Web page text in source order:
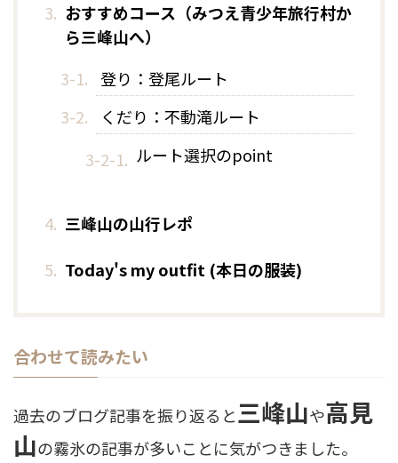
おすすめコース（みつえ青少年旅行村か
ら三峰山へ）
登り：登尾ルート
くだり：不動滝ルート
ルート選択のpoint
三峰山の山行レポ
Today's my outfit (本日の服装)
合わせて読みたい
過去のブログ記事を振り返ると三峰山や高見
山の霧氷の記事が多いことに気がつきました。